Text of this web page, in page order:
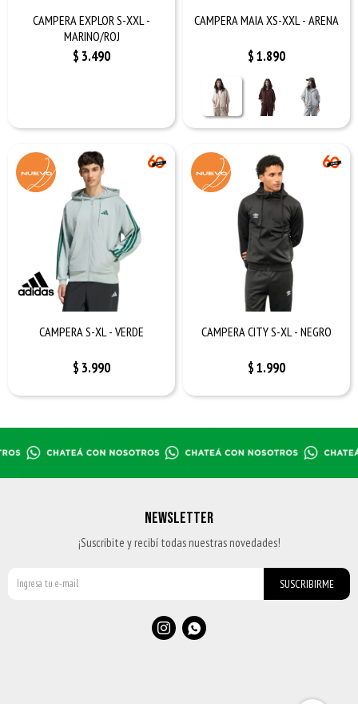
CAMPERA EXPLOR S-XXL -
MARINO/ROJ
$ 3.490
CAMPERA MAIA XS-XXL - ARENA
$1.890
CAMPERA S-XL - VERDE
$ 3.990
CAMPERA CITY S-XL - NEGRO
$1.990
NEWSLETTER
¡Suscribite y recibí todas nuestras novedades!
SUSCRIBIRME
 